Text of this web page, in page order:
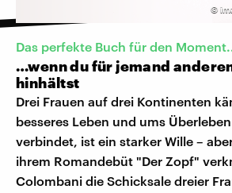
©
Das perfekte Buch für den
…wenn du für jemand
hinhältst
Drei Frauen auf drei Kontinenten
besseres Leben und ums
verbindet, ist ein starker Wille –
ihrem Romandebüt "Der Zopf"
Colombani die Schicksale dreier